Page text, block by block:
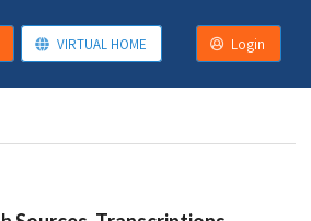
VIRTUAL HOME Login